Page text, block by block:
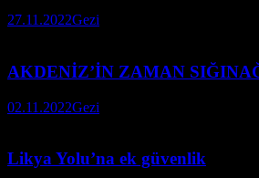
27.11.2022Gezi
AKDENİZ’İN ZAMAN
02.11.2022Gezi
Likya Yolu’na ek güvenlik